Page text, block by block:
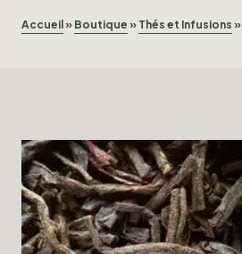
Accueil » Boutique » Thés et Infusions »